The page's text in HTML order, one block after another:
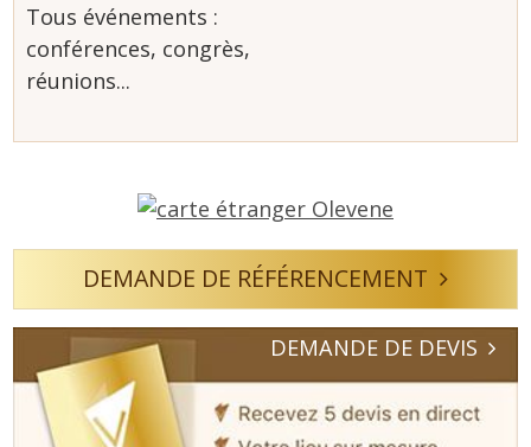
Tous événements :
conférences, congrès,
réunions...
DEMANDE DE RÉFÉRENCEMENT
DEMANDE DE DEVIS